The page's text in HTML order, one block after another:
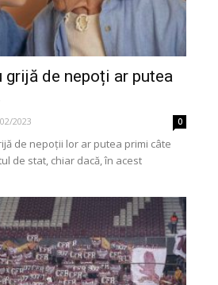
grijă de nepoți ar putea
2023 0
de nepoții lor ar putea primi câte
de stat, chiar dacă, în acest